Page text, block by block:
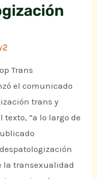
Trans
el comunicado
trans y
texto, “a lo largo de
la transexualidad